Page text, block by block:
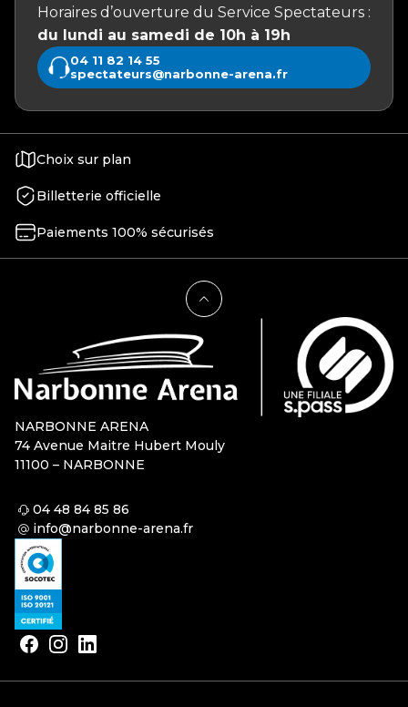
Horaires d’ouverture du Service Spectateurs :
du lundi au samedi de 10h à 19h
04 11 82 14 55
spectateurs@narbonne-arena.fr
Choix sur plan
Billetterie officielle
Paiements 100% sécurisés
NARBONNE ARENA
74 Avenue Maitre Hubert Mouly
11100 – NARBONNE
04 48 84 85 86
info@narbonne-arena.fr